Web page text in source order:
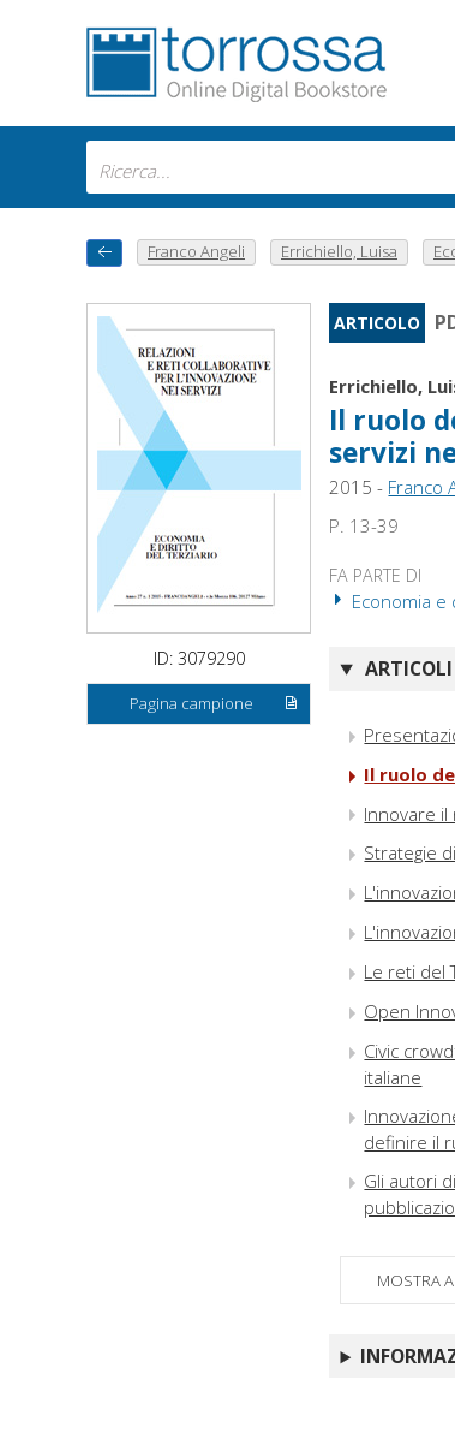
Franco Angeli Errichiello, Luisa
ID: 3079290
Pagina campione
ARTICOLO
Errichiello,
Il ruolo
servizi
2015 - Franco
P. 13-39
FA PARTE DI
Economia
Il ruolo
Innovare
Strategie
Le reti del
Open
Civic
italiane
definire il
Gli autori
MOSTRA